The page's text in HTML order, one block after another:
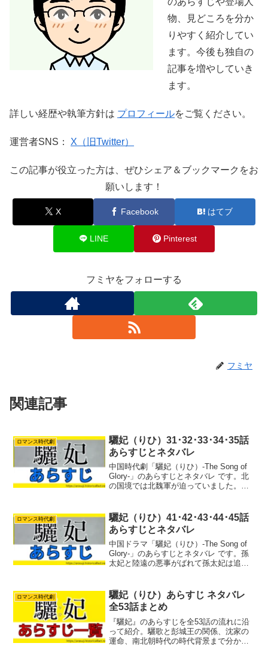
物、見どころを分か
りやすく紹介してい
ます。今後も独自の
記事を増やしていき
ます。
詳しい経歴や執筆方針は プロフィールをご覧ください。
運営者SNS： X（旧Twitter）
この記事が役立った方は、ぜひシェア＆ブックマークをお
願いします！
X Facebook はてブ
LINE Pinterest
フミヤをフォローする
フミヤ
関連記事
ロマンス時代劇
驪妃（りひ）31･32･33･34･35話
あらすじとネタバレ
中国時代劇「驪妃（りひ）-The Song of
Glory-」のあらすじとネタバレ です。北
の国境では北魏軍が迫っていました。彭
が。陸遠は謝顥と組んで朝廷を操ろうと
画策...
ロマンス時代劇
驪妃（りひ）41･42･43･44･45話
あらすじとネタバレ
中国ドラマ「驪妃（りひ）-The Song of
Glory-」のあらすじとネタバレ です。孫
太妃と陸遠の悪事がばれて孫太妃は追放
し沈驪歌の命を狙う沈楽清は謝顥をみつ
け...
ロマンス時代劇
驪妃（りひ）あらすじ ネタバレ
全53話まとめ
『驪妃』のあらすじを全53話の流れに沿
って紹介。驪歌と彭城王の関係、沈家の
運命、南北朝時代の時代背景まで分かり